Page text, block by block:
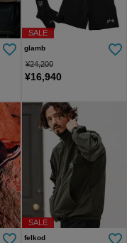
SALE
glamb
¥24,200
¥16,940
SALE
felkod